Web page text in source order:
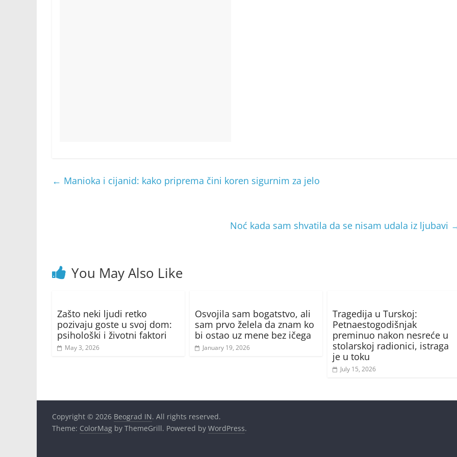
← Manioka i cijanid: kako priprema čini koren sigurnim za jelo
Noć kada sam shvatila da se nisam udala iz ljubavi
You May Also Like
Zašto neki ljudi retko
pozivaju goste u svoj dom:
psihološki i životni faktori
May 3, 2026
Osvojila sam bogatstvo, ali
sam prvo želela da znam ko
bi ostao uz mene bez ičega
January 19, 2026
Tragedija u Turskoj:
Petnaestogodišnjak
preminuo nakon nesreće u
stolarskoj radionici, istraga
je u toku
July 15, 2026
Copyright © 2026 Beograd IN. All rights reserved.
Theme: ColorMag by ThemeGrill. Powered by WordPress.